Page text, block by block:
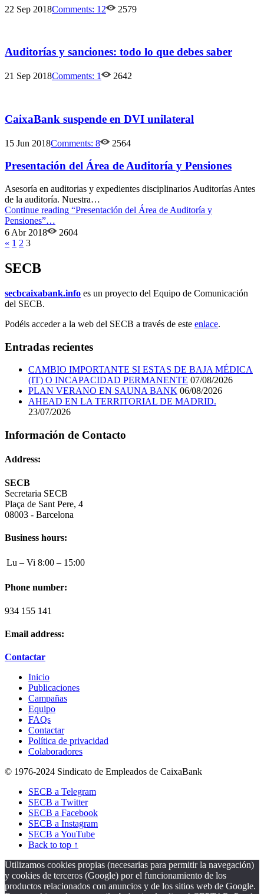
22 Sep 2018Comments: 12 2579
Auditorías y sanciones: todo lo que debes saber
21 Sep 2018Comments: 1 2642
CaixaBank suspende en DVI unilateral
15 Jun 2018Comments: 8 2564
Presentación del Área de Auditoría y Pensiones
Asesoría en auditorias y expedientes disciplinarios Auditorías Antes
de la auditoría. Nuestra…
Continue reading “Presentación del Área de Auditoría y
Pensiones”…
6 Abr 2018
2604
« 1 2 3
SECB
secbcaixabank.info es un proyecto del Equipo de Comunicación
del SECB.
Podéis acceder a la web del SECB a través de este enlace.
Entradas recientes
CAMBIO IMPORTANTE SI ESTAS DE BAJA MÉDICA
(IT) O INCAPACIDAD PERMANENTE 07/08/2026
PLAN VERANO EN SAUNA BANK 06/08/2026
AHEAD EN LA TERRITORIAL DE MADRID.
23/07/2026
Información de Contacto
Address:
SECB
Secretaria SECB
Plaça de Sant Pere, 4
08003 - Barcelona
Business hours:
Lu – Vi 8:00 – 15:00
Phone number:
934 155 141
Email address:
Contactar
Inicio
Publicaciones
Campañas
Equipo
FAQs
Contactar
Política de privacidad
Colaboradores
© 1976-2024 Sindicato de Empleados de CaixaBank
SECB a Telegram
SECB a Twitter
SECB a Facebook
SECB a Instagram
SECB a YouTube
Back to top ↑
Utilizamos cookies propias (necesarias para permitir la navegación)
y cookies de terceros (Google) por el funcionamiento de los
productos relacionados con anuncios y de los sitios web de Google.